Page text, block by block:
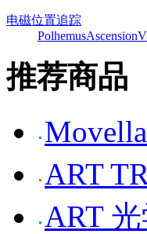
电磁位置追踪
PolhemusAscension
推荐商品
ART
ART